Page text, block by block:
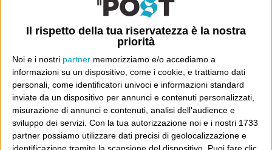
Il rispetto della tua riservatezza è la nostra
priorità
Noi e i nostri partner memorizziamo e/o accediamo a
informazioni su un dispositivo, come i cookie, e trattiamo dati
personali, come identificatori univoci e informazioni standard
inviate da un dispositivo per annunci e contenuti personalizzati,
misurazione di annunci e contenuti, analisi dell'audience e
sviluppo dei servizi. Con la tua autorizzazione noi e i nostri 1733
partner possiamo utilizzare dati precisi di geolocalizzazione e